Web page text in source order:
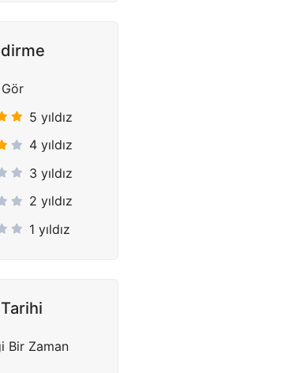
5 yıldız
4 yıldız
3 yıldız
2 yıldız
1 yıldız
Bir Zaman